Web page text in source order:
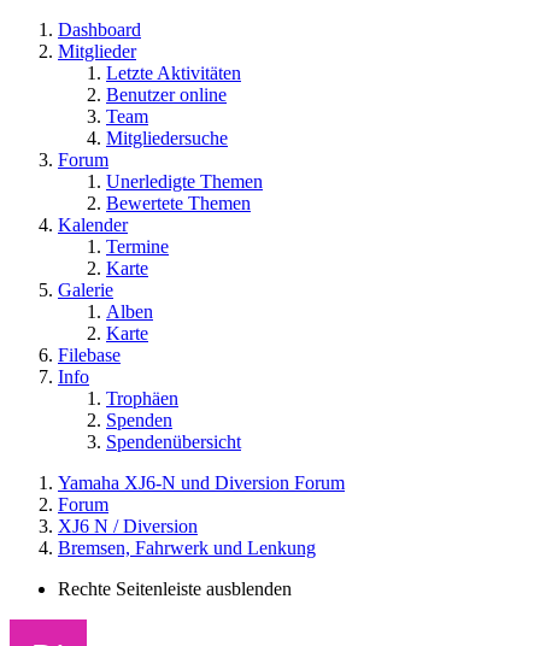
Dashboard
Mitglieder
Letzte Aktivitäten
Benutzer online
Team
Mitgliedersuche
Forum
Unerledigte Themen
Bewertete Themen
Kalender
Termine
Karte
Galerie
Alben
Karte
Filebase
Info
Trophäen
Spenden
Spendenübersicht
Yamaha XJ6-N und Diversion Forum
Forum
XJ6 N / Diversion
Bremsen, Fahrwerk und Lenkung
Rechte Seitenleiste ausblenden